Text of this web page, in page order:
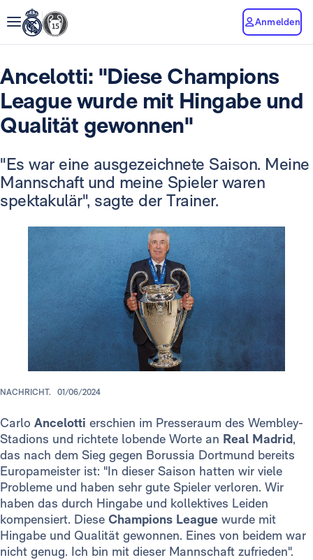
Anmelden
Ancelotti: "Diese Champions
League wurde mit Hingabe und
Qualität gewonnen"
"Es war eine ausgezeichnete Saison. Meine
Mannschaft und meine Spieler waren
spektakulär", sagte der Trainer.
NACHRICHT. 01/06/2024
Carlo Ancelotti erschien im Presseraum des Wembley-
Stadions und richtete lobende Worte an Real Madrid,
das nach dem Sieg gegen Borussia Dortmund bereits
Europameister ist: "In dieser Saison hatten wir viele
Probleme und haben sehr gute Spieler verloren. Wir
haben das durch Hingabe und kollektives Leiden
kompensiert. Diese Champions League wurde mit
Hingabe und Qualität gewonnen. Eines von beidem war
nicht genug. Ich bin mit dieser Mannschaft zufrieden".